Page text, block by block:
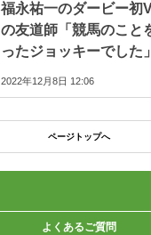
福永祐一のダービー
の友道師「競馬のこと
ったジョッキーでした」
2022年12月8日 12:06
ページトップへ
よくあるご質問